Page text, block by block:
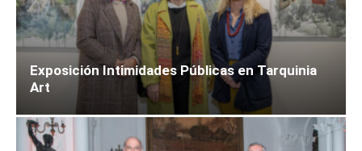
Exposición Intimidades Públicas en Tarquinia
Art